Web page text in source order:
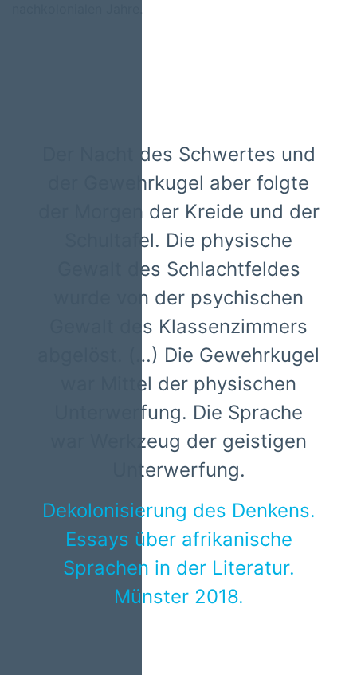
Der Nacht des Schwertes und
der Gewehrkugel aber folgte
der Morgen der Kreide und der
Schultafel. Die physische
Gewalt des Schlachtfeldes
wurde von der psychischen
Gewalt des Klassenzimmers
abgelöst. (…) Die Gewehrkugel
war Mittel der physischen
Unterwerfung. Die Sprache
war Werkzeug der geistigen
Unterwerfung.
Dekolonisierung des Denkens.
Essays über afrikanische
Sprachen in der Literatur.
Münster 2018.